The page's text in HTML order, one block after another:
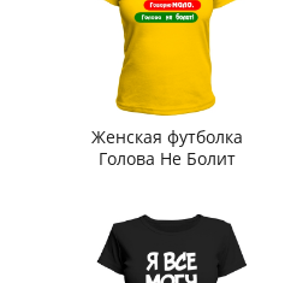
Женская футболка
Голова Не Болит